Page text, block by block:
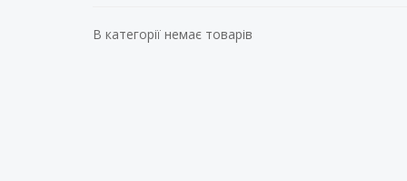
В категорії немає товарів